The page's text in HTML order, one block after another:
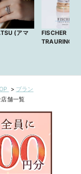
(アマ
FISCHER
TRAURINGE
> ブラン
店舗一覧